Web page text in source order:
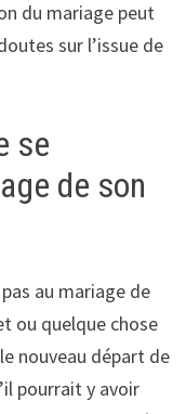
du mariage peut
sur l’issue de
se
de son
au mariage de
ou quelque chose
nouveau départ de
pourrait y avoir